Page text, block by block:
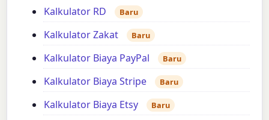
Kalkulator RD Baru
Kalkulator Zakat Baru
Kalkulator Biaya PayPal Baru
Kalkulator Biaya Stripe Baru
Kalkulator Biaya Etsy Baru